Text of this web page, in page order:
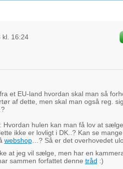
kl. 16:24
et EU-land hvordan skal man så
af dette, men skal man også reg.
Hvordan hulen kan man få lov at
ikke er lovligt i DK..? Kan se
webshop…? Så er det overhovedet
at jeg vil sælge, men har en
sammen forfattet denne tråd :)